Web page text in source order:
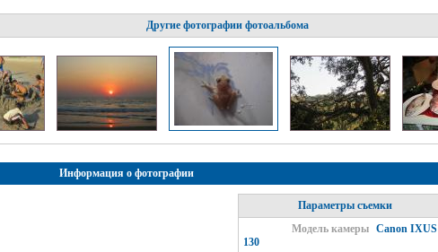
Другие фотографии фотоальбома
Информация о фотографии
Параметры съемки
Модель камеры
Canon IXUS
130